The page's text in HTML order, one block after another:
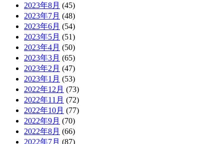
2023年8月 (45)
2023年7月 (48)
2023年6月 (54)
2023年5月 (51)
2023年4月 (50)
2023年3月 (65)
2023年2月 (47)
2023年1月 (53)
2022年12月 (73)
2022年11月 (72)
2022年10月 (77)
2022年9月 (70)
2022年8月 (66)
2022年7月 (87)